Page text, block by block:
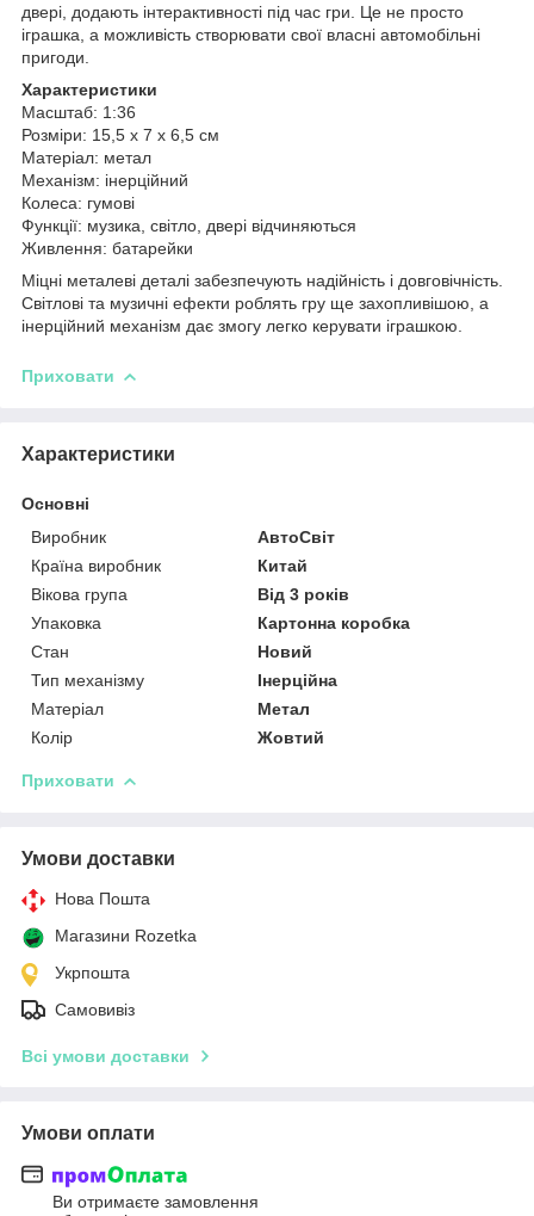
двері, додають інтерактивності під час гри. Це не просто
іграшка, а можливість створювати свої власні автомобільні
пригоди.
Характеристики
Масштаб: 1:36
Розміри: 15,5 х 7 х 6,5 см
Матеріал: метал
Механізм: інерційний
Колеса: гумові
Функції: музика, світло, двері відчиняються
Живлення: батарейки
Міцні металеві деталі забезпечують надійність і довговічність.
Світлові та музичні ефекти роблять гру ще захопливішою, а
інерційний механізм дає змогу легко керувати іграшкою.
Приховати
Характеристики
Основні
Виробник
АвтоСвіт
Країна виробник
Китай
Вікова група
Від 3 років
Упаковка
Картонна коробка
Стан
Новий
Тип механізму
Інерційна
Матеріал
Метал
Колір
Жовтий
Приховати
Умови доставки
Нова Пошта
Магазини Rozetka
Укрпошта
Самовивіз
Всі умови доставки
Умови оплати
Ви отримаєте замовлення